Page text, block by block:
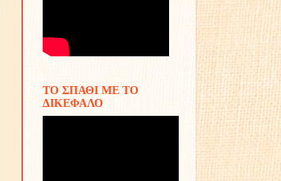
ΤΟ ΣΠΑΘΙ ΜΕ ΤΟ
ΔΙΚΕΦΑΛΟ